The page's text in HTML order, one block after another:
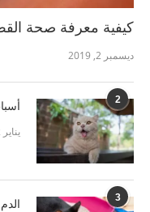
كيفية معرفة صحة
ديسمبر 2, 2019
2
يناير 12, 2020
3